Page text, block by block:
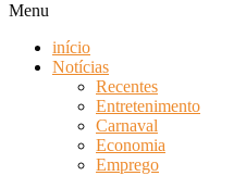
Menu
início
Notícias
Recentes
Entretenimento
Carnaval
Economia
Emprego